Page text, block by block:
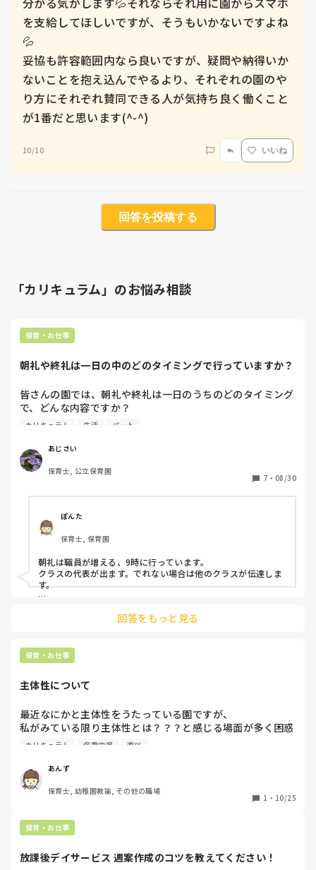
を支給してほしいですが、そうもいかないですよね
💦
妥協も許容範囲内なら良いですが、疑問や納得いか
ないことを抱え込んでやるより、それぞれの園のや
り方にそれぞれ賛同できる人が気持ち良く働くこと
が1番だと思います(^-^)
10/10 いいね
回答を投稿する
「カリキュラム」のお悩み相談
保育・お仕事
朝礼や終礼は一日の中のどのタイミングで行っていますか？
皆さんの園では、朝礼や終礼は一日のうちのどのタイミング
で、どんな内容ですか？
また、その時にいらっしゃらない先生方との共有はどのよう
今年度よりマンモス園の私立幼稚園に転職しました。職員数
もそれなりに多いことが強みですが、朝夕は時短勤務でいな
とがされておらず、それが当たり前のように改善されない環
境にモヤモヤしています。
例えば、基本は毎朝、園庭で体操をするのですが、学年ごと
にその日のカリキュラムによって、朝の体操の有無が違いま
す。そのようなことですら共通認識ができておらず、登園し
てきた子どもへの声掛けに困ります。実際に、後から子ども
たちを急いで園庭に出して…なんて日も多々あります。マン
もたち自身が混乱しています。
です。このようなことは大人が防げばいい話だと、私は考え
てしまいます)
私自身が非正規で朝礼・終礼の時間にはいないため、正職・
「分かんないんですけど、多分…」のような返事が返ってく
ることが多く…。
別時間の勤怠が当たり前になっているかと思うのですが…ど
うされていますか？
私は、以前の勤め先では朝礼も終礼も全員で行っていたの
カリキュラム 生活 パート
あじさい
保育士, 公立保育園
7 ・ 08/30
ぽんた
保育士, 保育園
朝礼は職員が増える、9時に行っています。
クラスの代表が出ます。でれない場合は他のクラスが伝達しま
す。
と、学年のことであれば、週案が確認しやすいかと思います。
ます。
回答をもっと見る
保育・お仕事
主体性について
最近なにかと主体性をうたっている園ですが、
私がみている限り主体性とは？？？と感じる場面が多く困惑
しています。例えば
①お遊戯会では担任が決めた曲、メンバー、配置、衣装、振
り付け、で子どもが踊る。
②器楽に力を入れていて週に2回は講師を呼んで長時間練
③自由遊びでも、担任が用意した（もしくは子どもと相談し
て出した）玩具でしか遊べない。
などです。
カリキュラム 保育内容 遊び
あんず
保育士, 幼稚園教諭, その他の職場
1 ・ 10/25
保育・お仕事
放課後デイサービス 週案作成のコツを教えてください！